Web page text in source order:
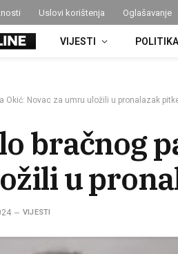
Uslovi korištenja Oglašavanje
VIJESTI POLITIKA
Okić: Novac za umru uložili u pronalazak
bračnog
u
VIJESTI